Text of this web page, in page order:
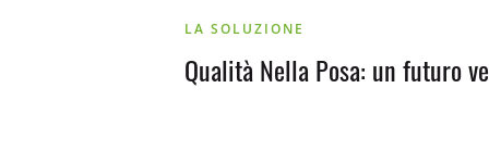
LA SOLUZIONE
Qualità Nella Posa: un futuro